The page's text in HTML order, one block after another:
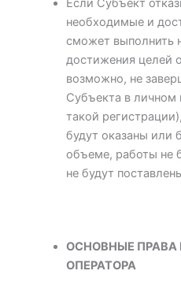
Если Субъект
необходимые и
сможет выполнить
достижения целей
возможно, не
Субъекта в личном
такой
будут оказаны или
объеме, работы не
не будут
ОСНОВНЫЕ ПРАВА
ОПЕРАТОРА